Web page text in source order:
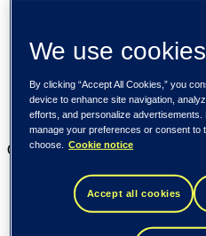
For investorer
Nyhetsrom
Kundene
Innsikt
Arrangementer
Our businesses
Tieto Banktech
Tieto Caretech
Tieto Indtech
Tieto Tech Consulting
We use cookies
By clicking “Accept All Cookies,” you
device to enhance site navigation,
efforts, and personalize
manage your preferences or consent to
choose.
Cookie notice
Accept all cookies